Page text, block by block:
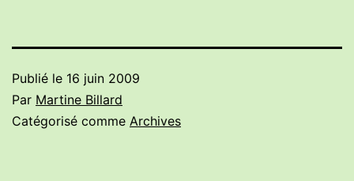
Publié le 16 juin 2009
Par Martine Billard
Catégorisé comme Archives